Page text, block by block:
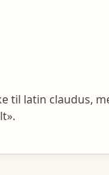
til latin claudus,